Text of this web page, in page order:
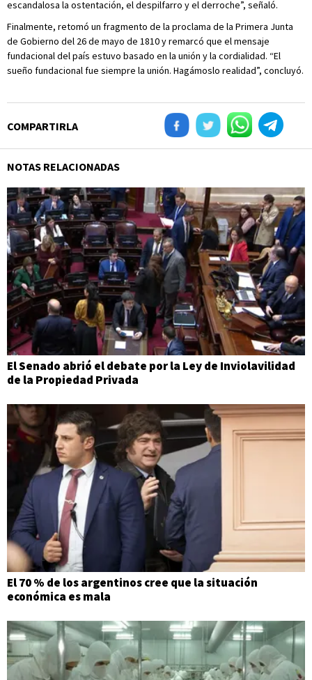
escandalosa la ostentación, el despilfarro y el derroche”, señaló.
Finalmente, retomó un fragmento de la proclama de la Primera Junta
de Gobierno del 26 de mayo de 1810 y remarcó que el mensaje
fundacional del país estuvo basado en la unión y la cordialidad. “El
sueño fundacional fue siempre la unión. Hagámoslo realidad”, concluyó.
COMPARTIRLA
NOTAS RELACIONADAS
El Senado abrió el debate por la Ley de Inviolavilidad
de la Propiedad Privada
El 70 % de los argentinos cree que la situación
económica es mala